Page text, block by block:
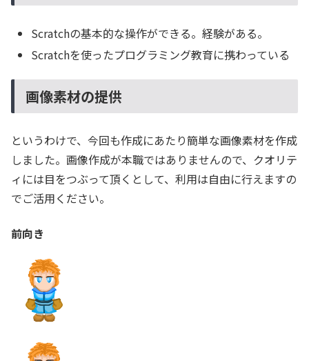
Scratchの基本的な操作ができる。経験がある。
Scratchを使ったプログラミング教育に携わっている
画像素材の提供
というわけで、今回も作成にあたり簡単な画像素材を作成
しました。画像作成が本職ではありませんので、クオリテ
ィには目をつぶって頂くとして、利用は自由に行えますの
でご活用ください。
前向き